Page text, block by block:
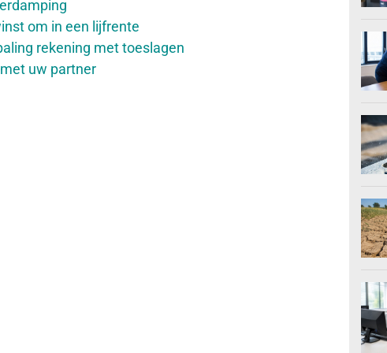
om in een lijfrente
rekening met toeslagen
uw partner